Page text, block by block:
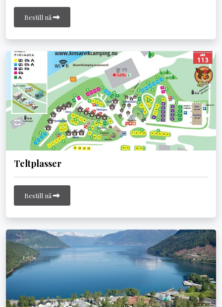
Bestill nå
Teltplasser
Bestill nå